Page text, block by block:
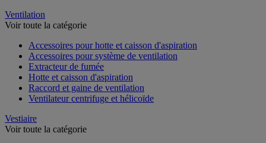
Ventilation
Voir toute la catégorie
Accessoires pour hotte et caisson d'aspiration
Accessoires pour système de ventilation
Extracteur de fumée
Hotte et caisson d'aspiration
Raccord et gaine de ventilation
Ventilateur centrifuge et hélicoïde
Vestiaire
Voir toute la catégorie